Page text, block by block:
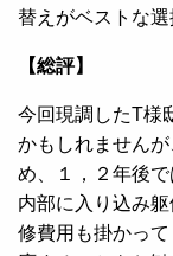
替えがベストな選
【総評】
今回現調したT様
かもしれません
め、１，２年後
内部に入り込み
修費用も掛かっ